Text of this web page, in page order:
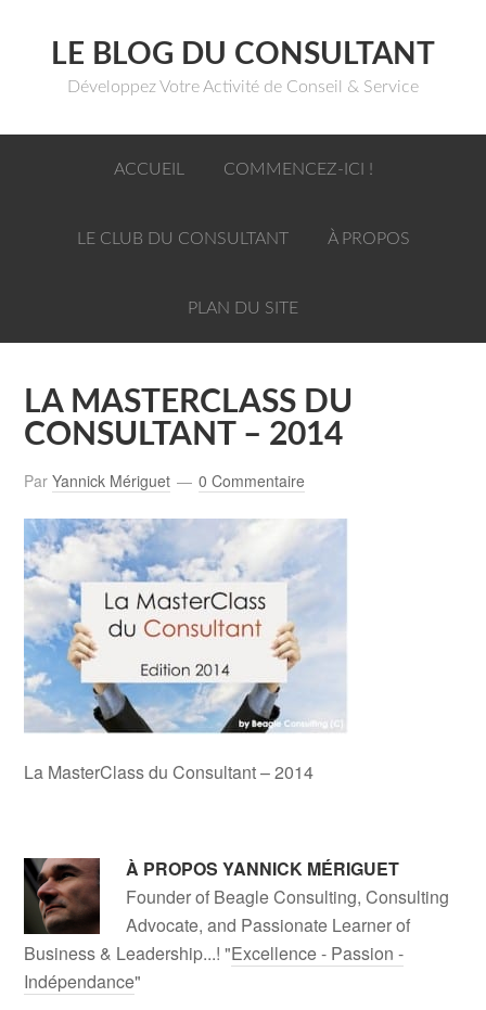
LE BLOG DU CONSULTANT
Développez Votre Activité de Conseil & Service
ACCUEIL COMMENCEZ-ICI !
LE CLUB DU CONSULTANT À PROPOS
PLAN DU SITE
LA MASTERCLASS DU
CONSULTANT – 2014
ParYannick Mériguet 0 Commentaire
La MasterClass du Consultant – 2014
À PROPOSYANNICK MÉRIGUET
Founder of Beagle Consulting, Consulting
Advocate, and Passionate Learner of
Business & Leadership...! "Excellence - Passion -
Indépendance"